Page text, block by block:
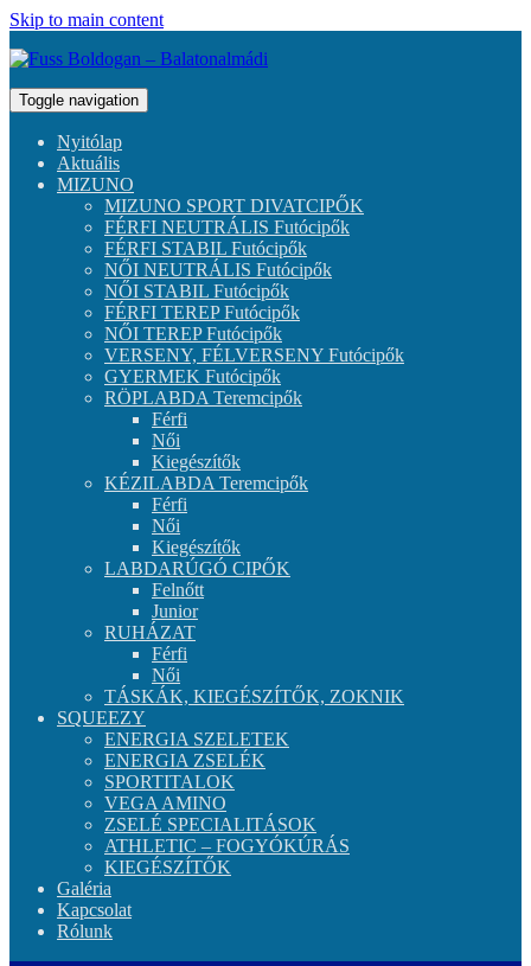
Skip to main content
Toggle navigation
Nyitólap
Aktuális
MIZUNO
MIZUNO SPORT DIVATCIPŐK
FÉRFI NEUTRÁLIS Futócipők
FÉRFI STABIL Futócipők
NŐI NEUTRÁLIS Futócipők
NŐI STABIL Futócipők
FÉRFI TEREP Futócipők
NŐI TEREP Futócipők
VERSENY, FÉLVERSENY Futócipők
GYERMEK Futócipők
RÖPLABDA Teremcipők
Férfi
Női
Kiegészítők
KÉZILABDA Teremcipők
Férfi
Női
Kiegészítők
LABDARÚGÓ CIPŐK
Felnőtt
Junior
RUHÁZAT
Férfi
Női
TÁSKÁK, KIEGÉSZÍTŐK, ZOKNIK
SQUEEZY
ENERGIA SZELETEK
ENERGIA ZSELÉK
SPORTITALOK
VEGA AMINO
ZSELÉ SPECIALITÁSOK
ATHLETIC – FOGYÓKÚRÁS
KIEGÉSZÍTŐK
Galéria
Kapcsolat
Rólunk